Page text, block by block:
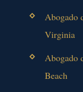
Abogado
Virginia
Abogado
Beach